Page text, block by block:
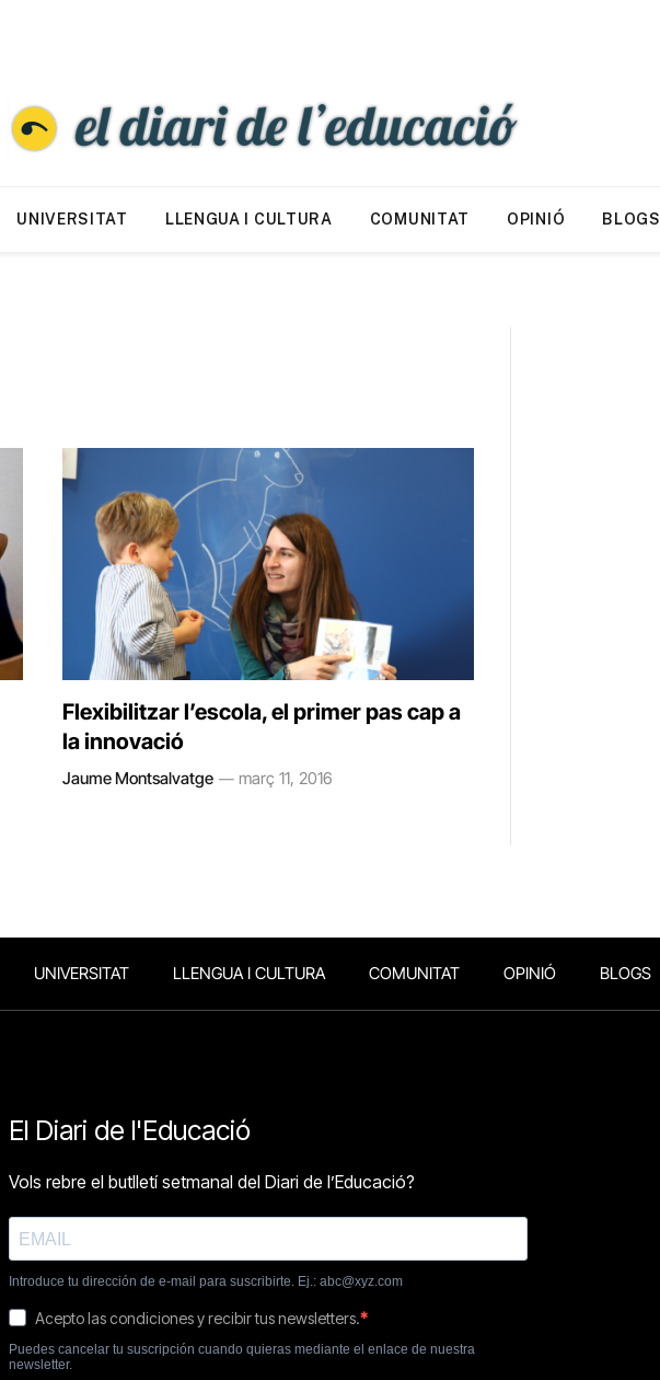
UNIVERSITAT LLENGUA I CULTURA COMUNITAT OPINIÓ BLOGS
Flexibilitzar l’escola, el primer pas cap a
la innovació
Jaume Montsalvatge març 11, 2016
UNIVERSITAT LLENGUA I CULTURA COMUNITAT OPINIÓ BLOGS